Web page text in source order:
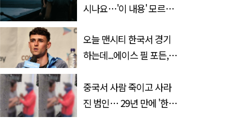
시나요…'이 내용' 모르고
오늘 맨시티 한국서 경기
하는데...에이스 필 포든,
중국서 사람 죽이고 사라
진 범인… 29년 만에 '한